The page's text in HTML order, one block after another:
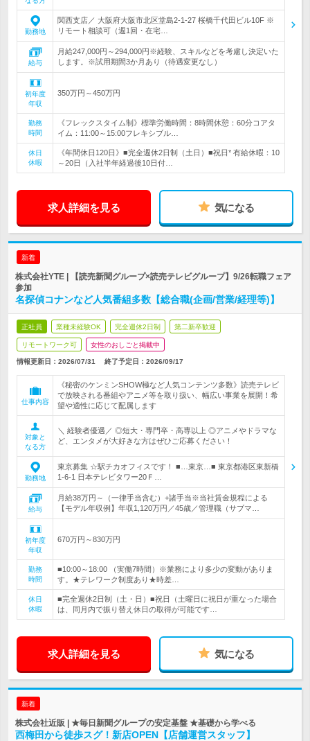
勤務地
関西支店／ 大阪府大阪市北区堂島2‐1‐27 桜橋千代田ビル10F ※
リモート相談可（週1回・在宅…
給与
月給247,000円～294,000円※経験、スキルなどを考慮し決定いた
します。※試用期間3か月あり（待遇変更なし）
初年度
年収
350万円～450万円
勤務
時間
《フレックスタイム制》標準労働時間：8時間休憩：60分コアタ
イム：11:00～15:00フレキシブル…
休日
休暇
《年間休日120日》■完全週休2日制（土日）■祝日* 有給休暇：10
～20日（入社半年経過後10日付…
求人詳細を見る 気になる
新着
株式会社YTE | 【読売新聞グループ×読売テレビグループ】9/26転職フェア
参加
名探偵コナンなど人気番組多数【総合職(企画/営業/経理等)】
正社員 業種未経験OK 完全週休2日制 第二新卒歓迎
リモートワーク可 女性のおしごと掲載中
情報更新日：2026/07/31 終了予定日： 2026/09/17
仕事内容
《秘密のケンミンSHOW極など人気コンテンツ多数》読売テレビ
で放映される番組やアニメ等を取り扱い、幅広い事業を展開！希
望や適性に応じて配属します
対象と
なる方
＼ 経験者優遇／ ◎短大・専門卒・高専以上 ◎アニメやドラマな
ど、エンタメが大好きな方はぜひご応募ください！
勤務地
東京募集 ☆駅チカオフィスです！ ■…東京…■ 東京都港区東新橋
1-6-1 日本テレビタワー20Ｆ…
給与
月給38万円～（一律手当含む）+諸手当※当社賃金規程による
【モデル年収例】年収1,120万円／45歳／管理職（サブマ…
初年度
年収
670万円～830万円
勤務
時間
■10:00～18:00 （実働7時間）※業務により多少の変動がありま
す。★テレワーク制度あり★時差…
休日
休暇
■完全週休2日制（土・日）■祝日（土曜日に祝日が重なった場合
は、同月内で振り替え休日の取得が可能です…
求人詳細を見る 気になる
新着
株式会社近販 | ★毎日新聞グループの安定基盤 ★基礎から学べる
西梅田から徒歩スグ！新店OPEN【店舗運営スタッフ】